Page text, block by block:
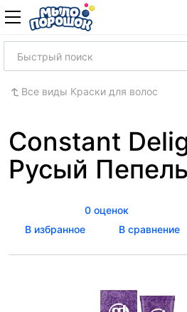
Все виды Краски для волос
Constant
Русый
0 оценок
В избранное
В сравнение